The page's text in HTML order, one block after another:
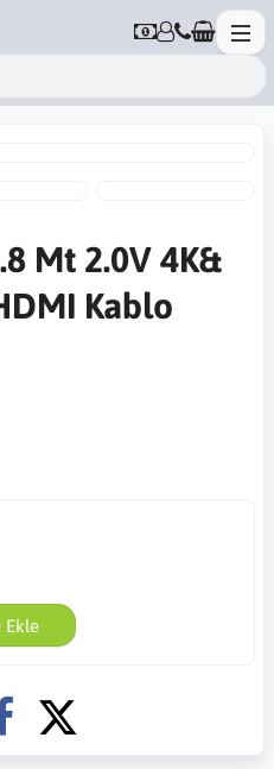
Mt 2.0V 4K&
Kablo
Ekle